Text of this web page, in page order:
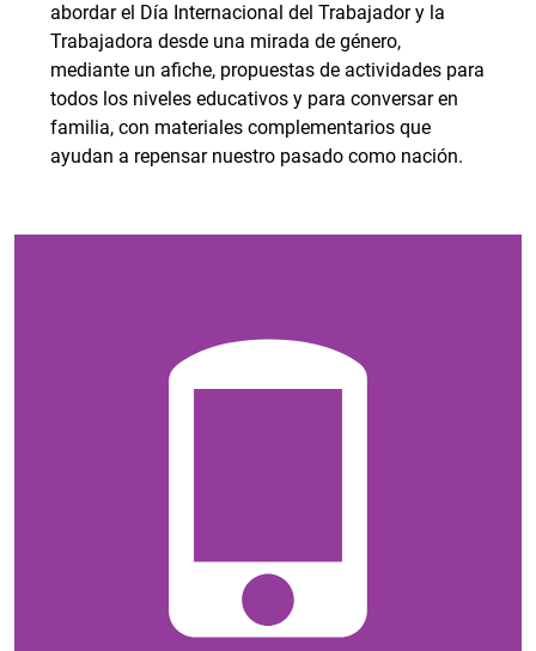
abordar el Día Internacional del Trabajador y la
Trabajadora desde una mirada de género,
mediante un afiche, propuestas de actividades para
todos los niveles educativos y para conversar en
familia, con materiales complementarios que
ayudan a repensar nuestro pasado como nación.